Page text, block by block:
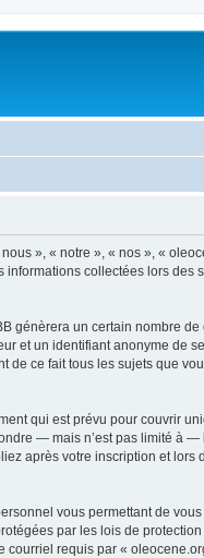
», « notre », « nos », «
collectées lors des
génèrera un certain nombre
et un identifiant anonyme de
ce fait tous les sujets que
qui est prévu pour couvrir
— mais n’est pas limité à
après votre inscription et
vous permettant de
par les lois de
courriel requis par «